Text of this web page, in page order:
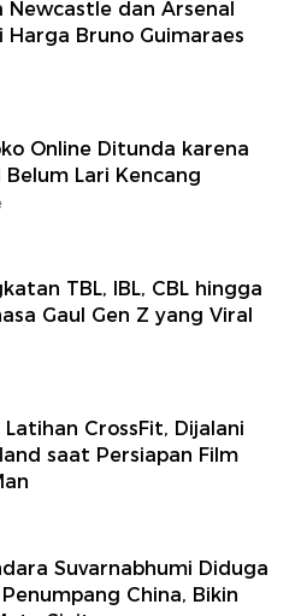
Newcastle dan Arsenal
Harga Bruno Guimaraes
Online Ditunda karena
Belum Lari Kencang
TBL, IBL, CBL hingga
Gaul Gen Z yang Viral
CrossFit, Dijalani
saat Persiapan Film
Suvarnabhumi Diduga
Penumpang China, Bikin